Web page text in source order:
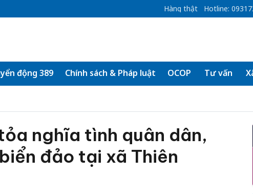
Hàng thật Hotline:
động 389 Chính sách & Pháp luật OCOP Tư vấn
nghĩa tình quân dân,
đảo tại xã Thiên